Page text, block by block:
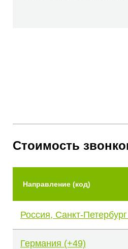
Стоимость
Направление (код)
Россия, Санкт-
Германия (+49)